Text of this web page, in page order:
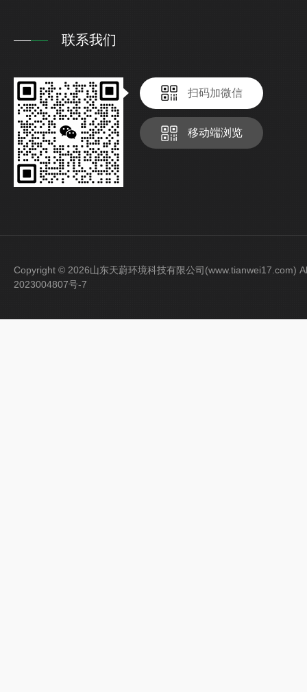
联系我们
扫码加微信
移动端浏览
Copyright © 2026山东天蔚环境科技有限公司(www.tianwei17.com)
2023004807号-7